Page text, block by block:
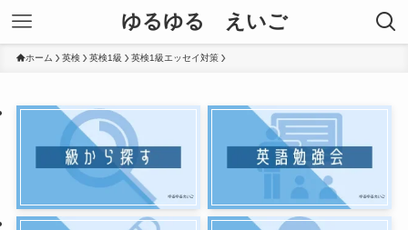
ゆるゆる えいご
ホーム 英検 英検1級 英検1級エッセイ対策